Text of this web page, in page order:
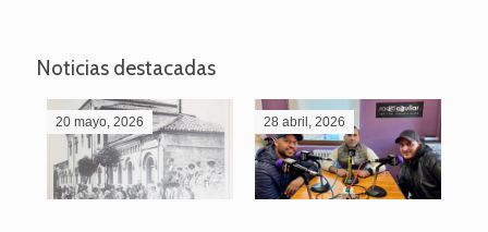
Noticias destacadas
20 mayo, 2026 28 abril, 2026